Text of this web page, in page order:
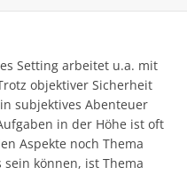
Setting arbeitet u.a. mit
objektiver Sicherheit
subjektives Abenteuer
in der Höhe ist oft
Aspekte noch Thema
können, ist Thema